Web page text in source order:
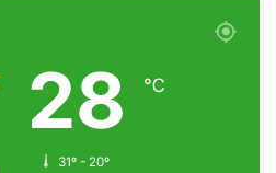
28 ℃
31º - 20º